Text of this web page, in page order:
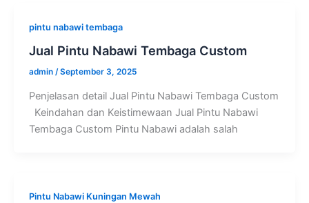
pintu nabawi tembaga
Jual Pintu Nabawi Tembaga Custom
admin /September 3, 2025
Penjelasan detail Jual Pintu Nabawi Tembaga Custom
Keindahan dan Keistimewaan Jual Pintu Nabawi
Tembaga Custom Pintu Nabawi adalah salah
Pintu Nabawi Kuningan Mewah